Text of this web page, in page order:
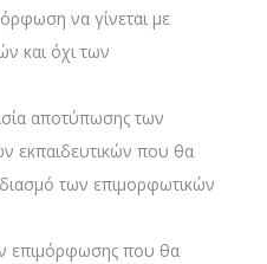
να γίνεται με
και όχι των
αποτύπωσης των
εκπαιδευτικών που θα
των επιμορφωτικών
επιμόρφωσης που θα